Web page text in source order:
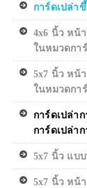
การ์ดเปล่า
4x6 นิ้ว หน้
ในหมวดกา
5x7 นิ้ว หน้
ในหมวดกา
การ์ดเปล่า
การ์ดเปล่า
5x7 นิ้ว แบ
5x7 นิ้ว หน้า